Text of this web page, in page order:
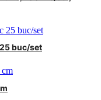
buc/set